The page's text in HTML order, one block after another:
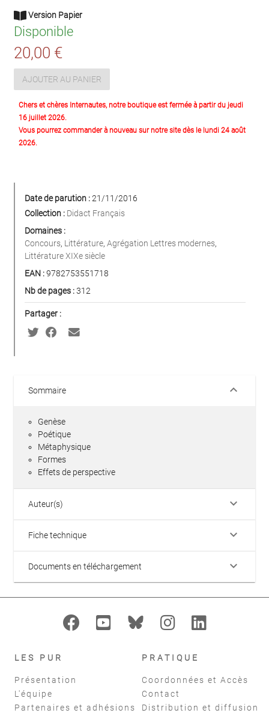
Version Papier
Disponible
20,00 €
AJOUTER AU PANIER
Chers et chères Internautes, notre boutique est fermée à partir du jeudi
16 juillet 2026.
Vous pourrez commander à nouveau sur notre site dès le lundi 24 août
2026.
Date de parution :21/11/2016
Collection : Didact Français
Domaines :
Concours, Littérature, Agrégation Lettres modernes,
Littérature XIXe siècle
EAN :9782753551718
Nb de pages :312
Partager :
Sommaire keyboard_arrow_down
Genèse
Poétique
Métaphysique
Formes
Effets de perspective
Auteur(s) keyboard_arrow_down
Fiche technique keyboard_arrow_down
Documents en téléchargement keyboard_arrow_down
LES PUR
Présentation
L'équipe
Partenaires et adhésions
PRATIQUE
Coordonnées et Accès
Contact
Distribution et diffusion